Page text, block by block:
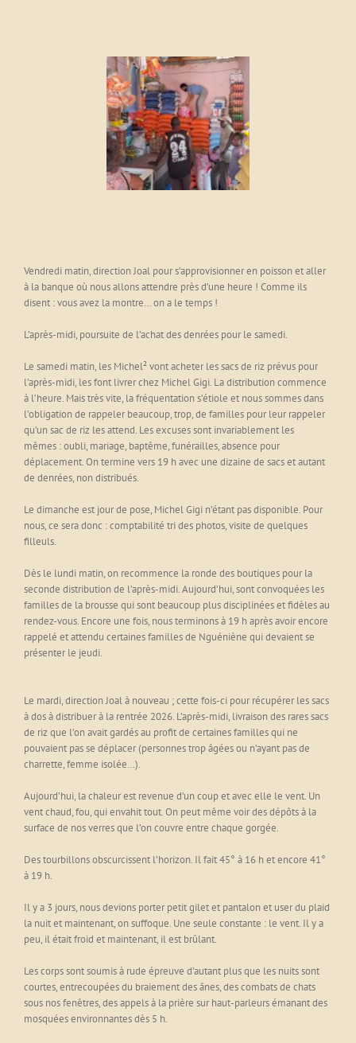
2ème boutique
Vendredi matin, direction Joal pour s’approvisionner en poisson et aller
à la banque où nous allons attendre près d’une heure ! Comme ils
disent : vous avez la montre… on a le temps !
L’après-midi, poursuite de l’achat des denrées pour le samedi.
Le samedi matin, les Michel² vont acheter les sacs de riz prévus pour
l’après-midi, les font livrer chez Michel Gigi. La distribution commence
à l’heure. Mais très vite, la fréquentation s’étiole et nous sommes dans
l’obligation de rappeler beaucoup, trop, de familles pour leur rappeler
qu’un sac de riz les attend. Les excuses sont invariablement les
mêmes : oubli, mariage, baptême, funérailles, absence pour
déplacement. On termine vers 19 h avec une dizaine de sacs et autant
de denrées, non distribués.
Le dimanche est jour de pose, Michel Gigi n’étant pas disponible. Pour
nous, ce sera donc : comptabilité tri des photos, visite de quelques
filleuls.
Dès le lundi matin, on recommence la ronde des boutiques pour la
seconde distribution de l’après-midi. Aujourd’hui, sont convoquées les
familles de la brousse qui sont beaucoup plus disciplinées et fidèles au
rendez-vous. Encore une fois, nous terminons à 19 h après avoir encore
rappelé et attendu certaines familles de Nguéniène qui devaient se
présenter le jeudi.
Le mardi, direction Joal à nouveau ; cette fois-ci pour récupérer les sacs
à dos à distribuer à la rentrée 2026. L’après-midi, livraison des rares sacs
de riz que l’on avait gardés au profit de certaines familles qui ne
pouvaient pas se déplacer (personnes trop âgées ou n’ayant pas de
charrette, femme isolée…).
Aujourd’hui, la chaleur est revenue d’un coup et avec elle le vent. Un
vent chaud, fou, qui envahit tout. On peut même voir des dépôts à la
surface de nos verres que l’on couvre entre chaque gorgée.
Des tourbillons obscurcissent l’horizon. Il fait 45° à 16 h et encore 41°
à 19 h.
Il y a 3 jours, nous devions porter petit gilet et pantalon et user du plaid
la nuit et maintenant, on suffoque. Une seule constante : le vent. Il y a
peu, il était froid et maintenant, il est brûlant.
Les corps sont soumis à rude épreuve d’autant plus que les nuits sont
courtes, entrecoupées du braiement des ânes, des combats de chats
sous nos fenêtres, des appels à la prière sur haut-parleurs émanant des
mosquées environnantes dès 5 h.